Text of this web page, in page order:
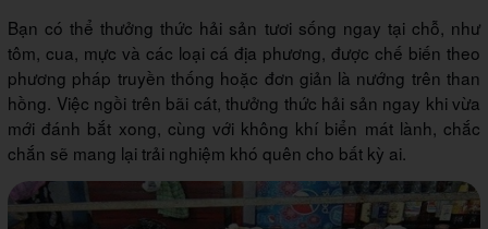
Bạn có thể thưởng thức hải sản tươi sống ngay tại chỗ, như
tôm, cua, mực và các loại cá địa phương, được chế biến theo
phương pháp truyền thống hoặc đơn giản là nướng trên than
hồng. Việc ngồi trên bãi cát, thưởng thức hải sản ngay khi vừa
mới đánh bắt xong, cùng với không khí biển mát lành, chắc
chắn sẽ mang lại trải nghiệm khó quên cho bất kỳ ai.